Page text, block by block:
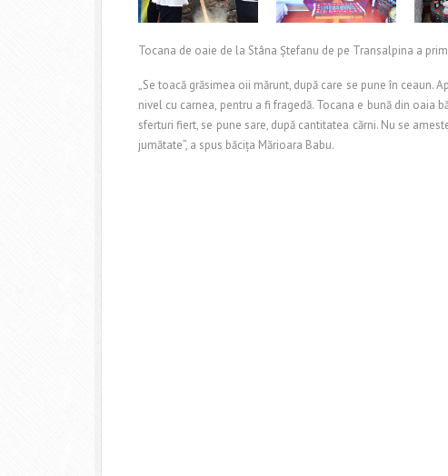
Tocana de oaie de la Stâna Ştefanu de pe Transalpina a
„Se toacă grăsimea oii mărunt, după care se pune în ceaun.
nivel cu carnea, pentru a fi fragedă. Tocana e bună din oaia
sferturi fiert, se pune sare, după cantitatea cărni. Nu se
jumătate”, a spus băciţa Mărioara Babu.